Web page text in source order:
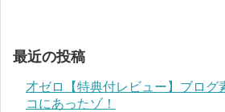
最近の投稿
才ゼロ【特典付レビュー】ブログ
コにあったゾ！